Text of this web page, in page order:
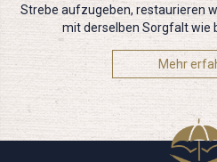
Strebe aufzugeben, restaurieren
mit derselben Sorgfalt wie
Mehr